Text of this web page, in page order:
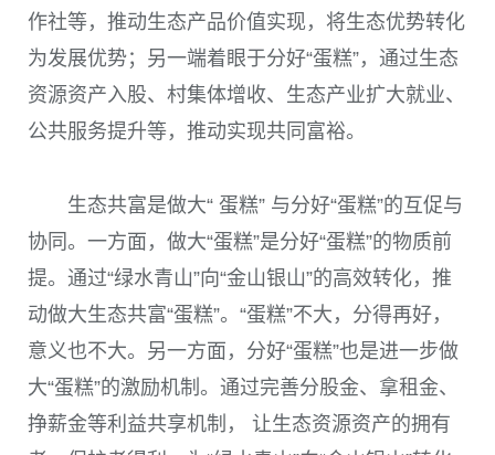
作社等，推动生态产品价值实现，将生态优势转化
为发展优势；另一端着眼于分好“蛋糕”，通过生态
资源资产入股、村集体增收、生态产业扩大就业、
公共服务提升等，推动实现共同富裕。
生态共富是做大“ 蛋糕” 与分好“蛋糕”的互促与
协同。一方面，做大“蛋糕”是分好“蛋糕”的物质前
提。通过“绿水青山”向“金山银山”的高效转化，推
动做大生态共富“蛋糕”。“蛋糕”不大，分得再好，
意义也不大。另一方面，分好“蛋糕”也是进一步做
大“蛋糕”的激励机制。通过完善分股金、拿租金、
挣薪金等利益共享机制， 让生态资源资产的拥有